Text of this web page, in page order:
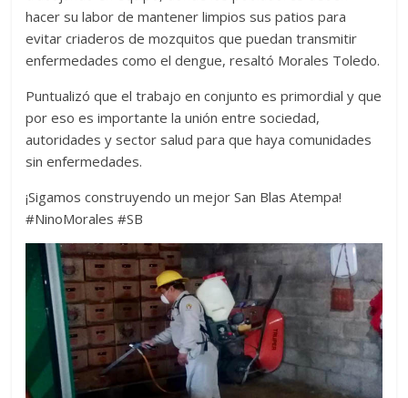
hacer su labor de mantener limpios sus patios para
evitar criaderos de mozquitos que puedan transmitir
enfermedades como el dengue, resaltó Morales Toledo.
Puntualizó que el trabajo en conjunto es primordial y que
por eso es importante la unión entre sociedad,
autoridades y sector salud para que haya comunidades
sin enfermedades.
¡Sigamos construyendo un mejor San Blas Atempa!
#NinoMorales #SB